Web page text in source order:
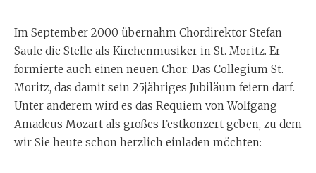
Im September 2000 übernahm Chordirektor Stefan
Saule die Stelle als Kirchenmusiker in St. Moritz. Er
formierte auch einen neuen Chor: Das Collegium St.
Moritz, das damit sein 25jähriges Jubiläum feiern darf.
Unter anderem wird es das Requiem von Wolfgang
Amadeus Mozart als großes Festkonzert geben, zu dem
wir Sie heute schon herzlich einladen möchten: